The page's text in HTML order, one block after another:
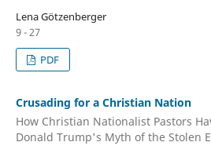
Lena Götzenberger
9 - 27
PDF
Crusading for a Christian Nation
How Christian Nationalist Pastors
Donald Trump's Myth of the Stolen